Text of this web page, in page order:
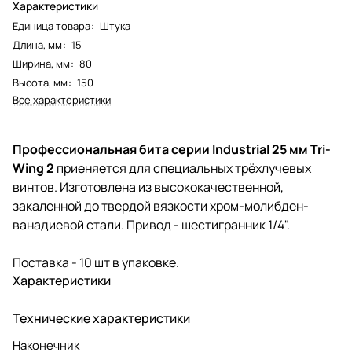
Характеристики
Единица товара: Штука
Длина, мм: 15
Ширина, мм: 80
Высота, мм: 150
Все характеристики
Профессиональная бита серии Industrial 25 мм Tri-
Wing 2 приеняется для специальных трёхлучевых
винтов. Изготовлена из высококачественной,
закаленной до твердой вязкости хром-молибден-
ванадиевой стали. Привод - шестигранник 1/4".
Поставка - 10 шт в упаковке.
Характеристики
Технические характеристики
Наконечник